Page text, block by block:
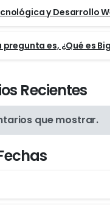
y Desarrollo
es, ¿Qué es
Recientes
que mostrar.